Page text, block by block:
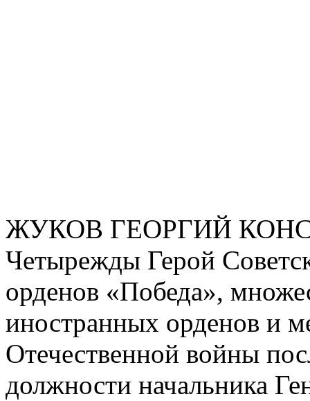
ЖУКОВ ГЕОРГИЙ
Четырежды Герой
орденов «Победа»,
иностранных орденов и
Отечественной войны
должности начальника